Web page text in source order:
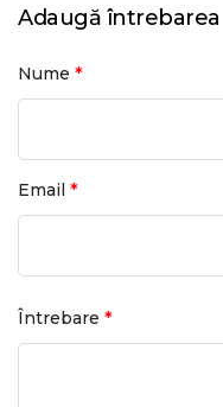
Adaugă întrebarea
Nume *
Email *
Întrebare *